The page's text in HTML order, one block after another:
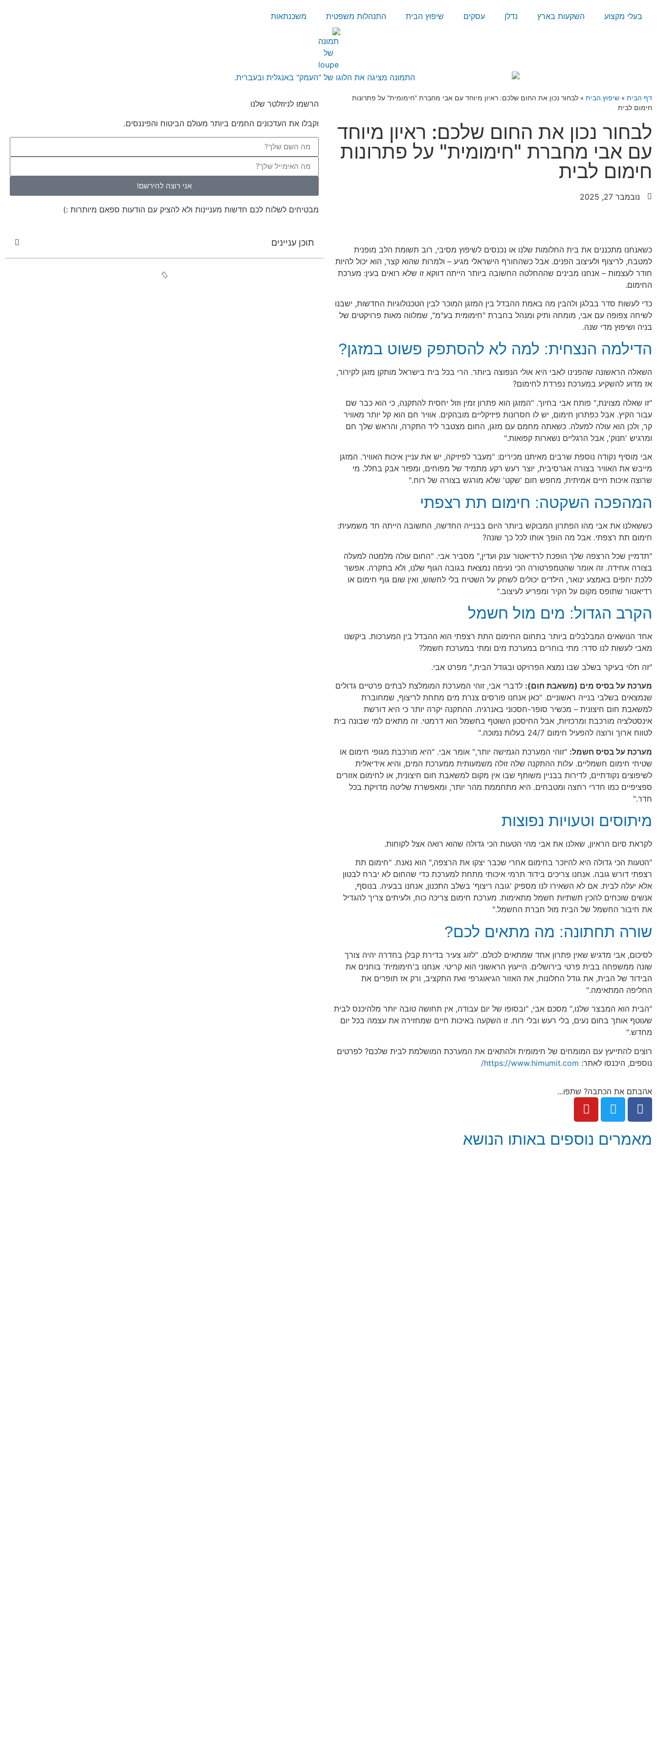
בעלי מקצוע השקעות בארץ נדלן עסקים שיפוץ הבית התנהלות משפטית משכנתאות
דף הבית » שיפוץ הבית » לבחור נכון את החום שלכם: ראיון מיוחד עם אבי מחברת "חימומית" על פתרונות
חימום לבית
לבחור נכון את החום שלכם: ראיון מיוחד
עם אבי מחברת "חימומית" על פתרונות
חימום לבית
נובמבר 27, 2025
כשאנחנו מתכננים את בית החלומות שלנו או נכנסים לשיפוץ מסיבי, רוב תשומת הלב מופנית
למטבח, לריצוף ולעיצוב הפנים. אבל כשהחורף הישראלי מגיע – ולמרות שהוא קצר, הוא יכול להיות
חודר לעצמות – אנחנו מבינים שההחלטה החשובה ביותר הייתה דווקא זו שלא רואים בעין: מערכת
החימום.
כדי לעשות סדר בבלגן ולהבין מה באמת ההבדל בין המזגן המוכר לבין הטכנולוגיות החדשות, ישבנו
לשיחה צפופה עם אבי, מומחה ותיק ומנהל בחברת "חימומית בע"מ", שמלווה מאות פרויקטים של
בניה ושיפוץ מדי שנה.
הדילמה הנצחית: למה לא להסתפק פשוט במזגן?
השאלה הראשונה שהפנינו לאבי היא אולי הנפוצה ביותר. הרי בכל בית בישראל מותקן מזגן לקירור,
אז מדוע להשקיע במערכת נפרדת לחימום?
"זו שאלה מצוינת," פותח אבי בחיוך. "המזגן הוא פתרון זמין וזול יחסית להתקנה, כי הוא כבר שם
עבור הקיץ. אבל כפתרון חימום, יש לו חסרונות פיזיקליים מובהקים. אוויר חם הוא קל יותר מאוויר
קר, ולכן הוא עולה למעלה. כשאתה מחמם עם מזגן, החום מצטבר ליד התקרה, והראש שלך חם
ומרגיש 'חנוק', אבל הרגליים נשארות קפואות."
אבי מוסיף נקודה נוספת שרבים מאיתנו מכירים: "מעבר לפיזיקה, יש את עניין איכות האוויר. המזגן
מייבש את האוויר בצורה אגרסיבית, יוצר רעש רקע מתמיד של מפוחים, ומפזר אבק בחלל. מי
שרוצה איכות חיים אמיתית, מחפש חום 'שקט' שלא מורגש בצורה של רוח."
המהפכה השקטה: חימום תת רצפתי
כששאלנו את אבי מהו הפתרון המבוקש ביותר היום בבנייה החדשה, התשובה הייתה חד משמעית:
חימום תת רצפתי. אבל מה הופך אותו לכל כך שונה?
"תדמיין שכל הרצפה שלך הופכת לרדיאטור ענק ועדין," מסביר אבי. "החום עולה מלמטה למעלה
בצורה אחידה. זה אומר שהטמפרטורה הכי נעימה נמצאת בגובה הגוף שלנו, ולא בתקרה. אפשר
ללכת יחפים באמצע ינואר, הילדים יכולים לשחק על השטיח בלי לחשוש, ואין שום גוף חימום או
רדיאטור שתופס מקום על הקיר ומפריע לעיצוב."
הקרב הגדול: מים מול חשמל
אחד הנושאים המבלבלים ביותר בתחום החימום התת רצפתי הוא ההבדל בין המערכות. ביקשנו
מאבי לעשות לנו סדר: מתי בוחרים במערכת מים ומתי במערכת חשמל?
"זה תלוי בעיקר בשלב שבו נמצא הפרויקט ובגודל הבית," מפרט אבי.
מערכת על בסיס מים (משאבת חום): לדברי אבי, זוהי המערכת המומלצת לבתים פרטיים גדולים
שנמצאים בשלבי בנייה ראשוניים. "כאן אנחנו פורסים צנרת מים מתחת לריצוף, שמחוברת
למשאבת חום חיצונית – מכשיר סופר-חסכוני באנרגיה. ההתקנה יקרה יותר כי היא דורשת
אינסטלציה מורכבת ומרכזיות, אבל החיסכון השוטף בחשמל הוא דרמטי. זה מתאים למי שבונה בית
לטווח ארוך ורוצה להפעיל חימום 24/7 בעלות נמוכה."
מערכת על בסיס חשמל: "זוהי המערכת הגמישה יותר," אומר אבי. "היא מורכבת מגופי חימום או
שטיחי חימום חשמליים. עלות ההתקנה שלה זולה משמעותית ממערכת המים, והיא אידיאלית
לשיפוצים נקודתיים, לדירות בבניין משותף שבו אין מקום למשאבת חום חיצונית, או לחימום אזורים
ספציפיים כמו חדרי רחצה ומטבחים. היא מתחממת מהר יותר, ומאפשרת שליטה מדויקת בכל
חדר."
מיתוסים וטעויות נפוצות
לקראת סיום הראיון, שאלנו את אבי מהי הטעות הכי גדולה שהוא רואה אצל לקוחות.
"הטעות הכי גדולה היא להיזכר בחימום אחרי שכבר יצקו את הרצפה," הוא נאנח. "חימום תת
רצפתי דורש גובה. אנחנו צריכים בידוד תרמי איכותי מתחת למערכת כדי שהחום לא יברח לבטון
אלא יעלה לבית. אם לא השאירו לנו מספיק 'גובה ריצוף' בשלב התכנון, אנחנו בבעיה. בנוסף,
אנשים שוכחים להכין תשתיות חשמל מתאימות. מערכת חימום צריכה כוח, ולעיתים צריך להגדיל
את חיבור החשמל של הבית מול חברת החשמל."
שורה תחתונה: מה מתאים לכם?
לסיכום, אבי מדגיש שאין פתרון אחד שמתאים לכולם. "לזוג צעיר בדירת קבלן בחדרה יהיה צורך
שונה ממשפחה בבית פרטי בירושלים. הייעוץ הראשוני הוא קריטי. אנחנו ב'חימומית' בוחנים את
הבידוד של הבית, את גודל החלונות, את האזור הגיאוגרפי ואת התקציב, ורק אז תופרים את
החליפה המתאימה."
"הבית הוא המבצר שלנו," מסכם אבי, "ובסופו של יום עבודה, אין תחושה טובה יותר מלהיכנס לבית
שעוטף אותך בחום נעים, בלי רעש ובלי רוח. זו השקעה באיכות חיים שמחזירה את עצמה בכל יום
מחדש."
רוצים להתייעץ עם המומחים של חימומית ולהתאים את המערכת המושלמת לבית שלכם? לפרטים
נוספים, היכנסו לאתר: https://www.himumit.com/
אהבתם את הכתבה? שתפו...
הרשמו לניוזלטר שלנו
וקבלו את העדכונים החמים ביותר מעולם הביטוח והפיננסים.
אני רוצה להירשם!
מבטיחים לשלוח לכם חדשות מעניינות ולא להציק עם הודעות ספאם מיותרות :)
תוכן עניינים
מאמרים נוספים באותו הנושא